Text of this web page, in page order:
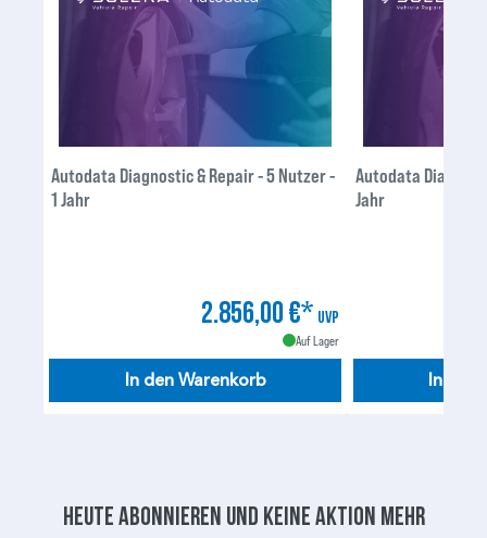
Autodata Diagnostic & Repair - 5 Nutzer -
1 Jahr
2.856,00 €* UVP
Auf Lager
In den Warenkorb
Autodata
Jahr
In den
Heute abonnieren und keine aktion mehr